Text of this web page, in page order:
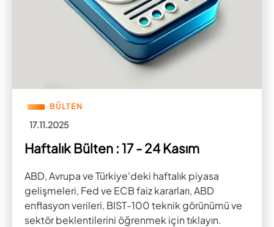
BÜLTEN
17.11.2025
Haftalık Bülten : 17 - 24 Kasım
ABD, Avrupa ve Türkiye'deki haftalık piyasa
gelişmeleri, Fed ve ECB faiz kararları, ABD
enflasyon verileri, BIST-100 teknik görünümü ve
sektör beklentilerini öğrenmek için tıklayın.